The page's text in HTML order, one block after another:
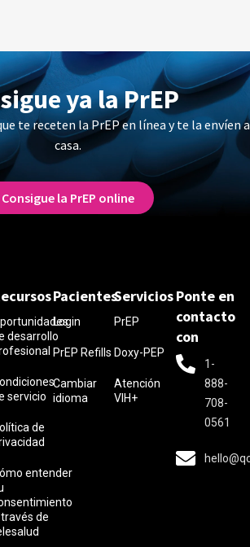
ya la PrEP
te receten la PrEP en línea y te la envíen a
casa.
Consigue la PrEP online
desarrollo
servicio
de
entender
de
Pacientes
Login
PrEP Refills
Cambiar
idioma
Servicios
PrEP
Doxy-PEP
Atención
VIH+
Ponte en
contacto
con
1-
888-
708-
0561